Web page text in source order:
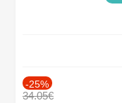
-25%
34.05€